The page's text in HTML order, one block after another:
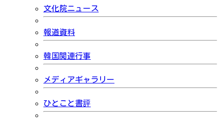
文化院ニュース
報道資料
韓国関連行事
メディアギャラリー
ひとこと書評